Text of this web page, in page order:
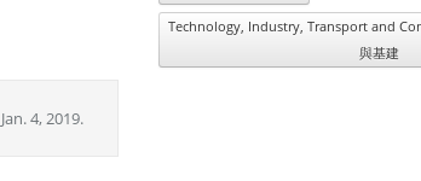
4, 2019.
Technology, Industry, Transport and
與基建